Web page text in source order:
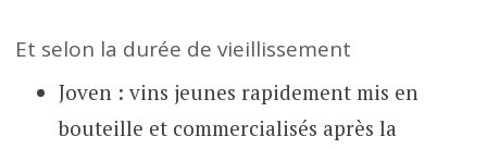
Et selon la durée de vieillissement
Joven : vins jeunes rapidement mis en
bouteille et commercialisés après la